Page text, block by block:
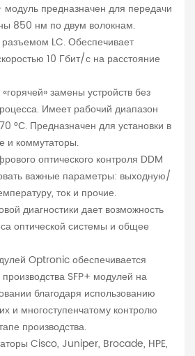
модуль предназначен для передачи
850 нм по двум волокнам.
LC. Обеспечивает
10 Гбит/с на расстояние
замены устройств без
Имеет рабочий диапазон
°С. Предназначен для установки в
и коммутаторы.
оптического контроля DDM
важные параметры: выходную/
ток и прочие.
диагностики дает возможность
оптической системы и общее
Optronic обеспечивается
SFP+ модулей на
благодаря использованию
и многоступенчатому контролю
производства.
Cisco, Juniper, Brocade, HPE,